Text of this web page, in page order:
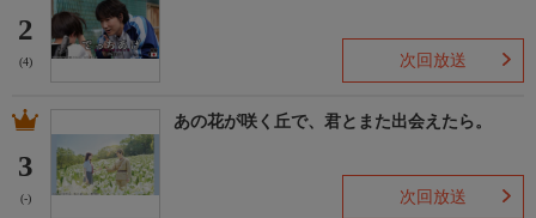
2
(4) 次回放送
3
(-)
あの花が咲く丘で、君とまた出会えたら。
次回放送